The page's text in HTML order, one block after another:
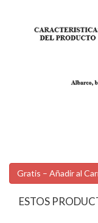
Gratis – Añadir al
ESTOS